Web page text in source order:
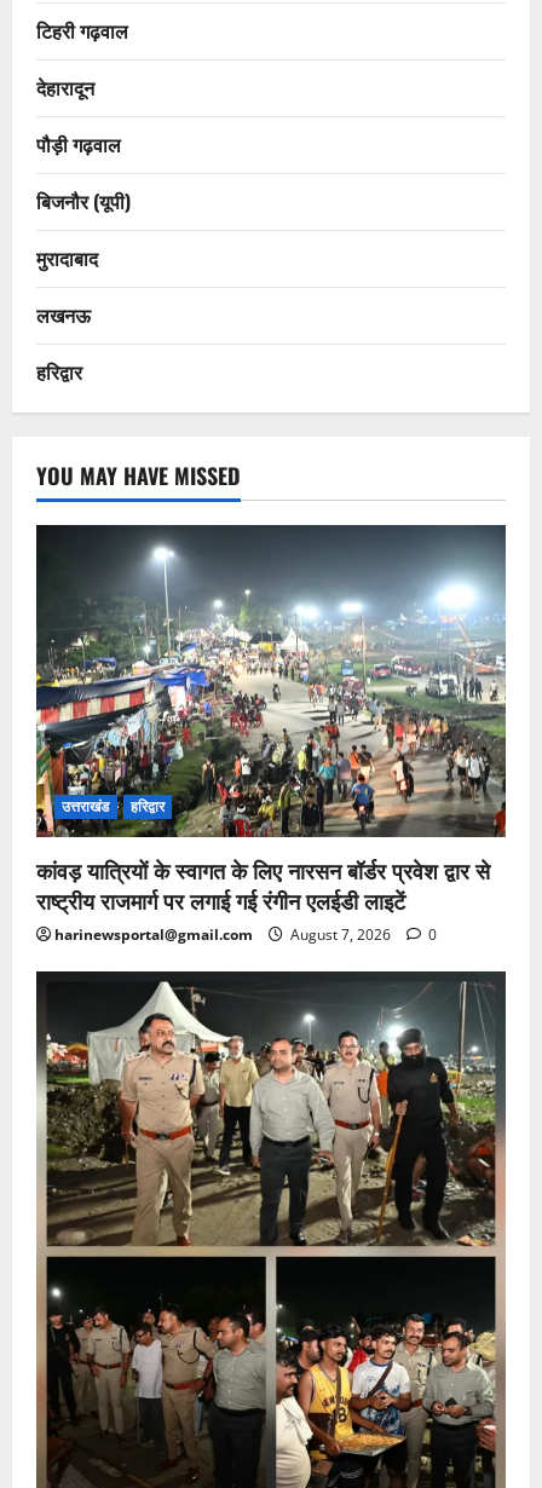
टिहरी गढ़वाल
देहारादून
पौड़ी गढ़वाल
बिजनौर (यूपी)
मुरादाबाद
लखनऊ
हरिद्वार
YOU MAY HAVE MISSED
उत्तराखंड हरिद्वार
कांवड़ यात्रियों के स्वागत के लिए नारसन बॉर्डर प्रवेश द्वार से
राष्ट्रीय राजमार्ग पर लगाई गई रंगीन एलईडी लाइटें
harinewsportal@gmail.com August 7, 2026 0